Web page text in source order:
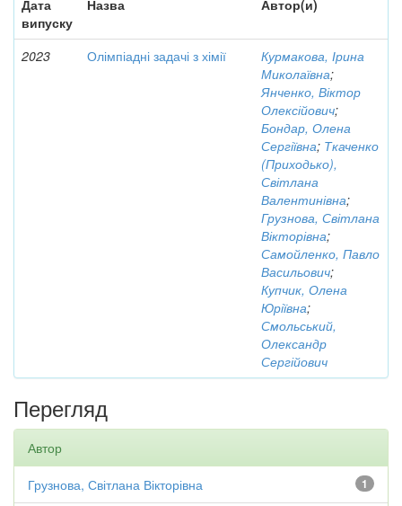
Дата
випуску
Назва Автор(и)
2023 Олімпіадні задачі з хімії
Курмакова, Ірина
Миколаївна;
Янченко, Віктор
Олексійович;
Бондар, Олена
Сергіївна; Ткаченко
(Приходько),
Світлана
Валентинівна;
Грузнова, Світлана
Вікторівна;
Самойленко, Павло
Васильович;
Купчик, Олена
Юріївна;
Смольський,
Олександр
Сергійович
Перегляд
Автор
1
Грузнова, Світлана Вікторівна